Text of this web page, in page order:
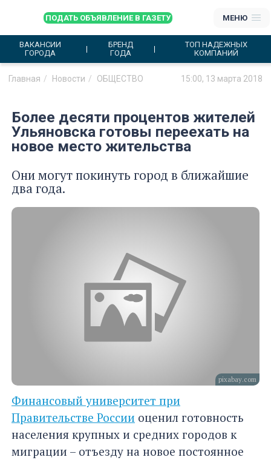
ПОДАТЬ ОБЪЯВЛЕНИЕ В ГАЗЕТУ МЕНЮ
ВАКАНСИИ
ГОРОДА
БРЕНД
ГОДА
ТОП НАДЕЖНЫХ
КОМПАНИЙ
Главная Новости ОБЩЕСТВО 15:00, 13 марта 2018
Более десяти процентов жителей
Ульяновска готовы переехать на
новое место жительства
Они могут покинуть город в ближайшие
два года.
pixabay.com
Финансовый университет при
Правительстве России оценил готовность
населения крупных и средних городов к
миграции – отъезду на новое постоянное